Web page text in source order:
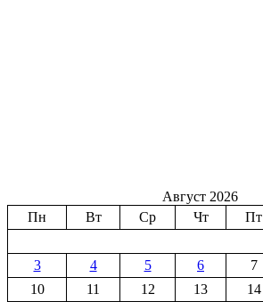
Август 2026
Пн
Вт Ср Чт Пт
3
4 5 6 7
10
11 12 13 14